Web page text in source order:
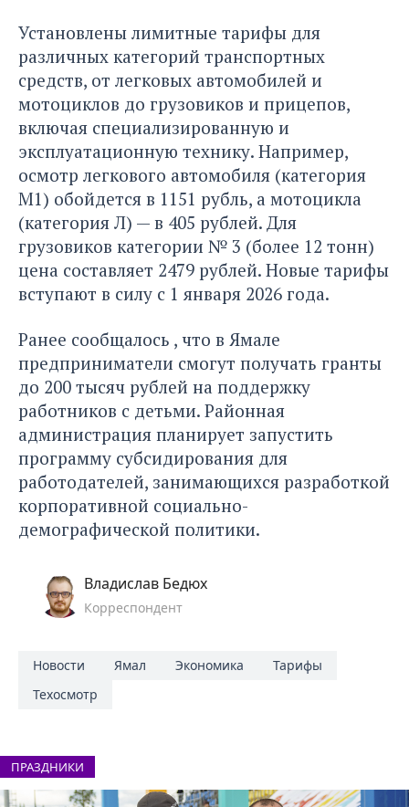
Установлены лимитные тарифы для
различных категорий транспортных
средств, от легковых автомобилей и
мотоциклов до грузовиков и прицепов,
включая специализированную и
эксплуатационную технику. Например,
осмотр легкового автомобиля (категория
М1) обойдется в 1151 рубль, а мотоцикла
(категория Л) — в 405 рублей. Для
грузовиков категории № 3 (более 12 тонн)
цена составляет 2479 рублей. Новые тарифы
вступают в силу с 1 января 2026 года.
Ранее сообщалось , что в Ямале
предприниматели смогут получать гранты
до 200 тысяч рублей на поддержку
работников с детьми. Районная
администрация планирует запустить
программу субсидирования для
работодателей, занимающихся разработкой
корпоративной социально-
демографической политики.
Владислав Бедюх
Корреспондент
Новости Ямал Экономика
Тарифы
Техосмотр
ПРАЗДНИКИ